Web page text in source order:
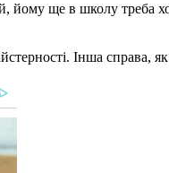
йому ще в школу треба
Інша справа,